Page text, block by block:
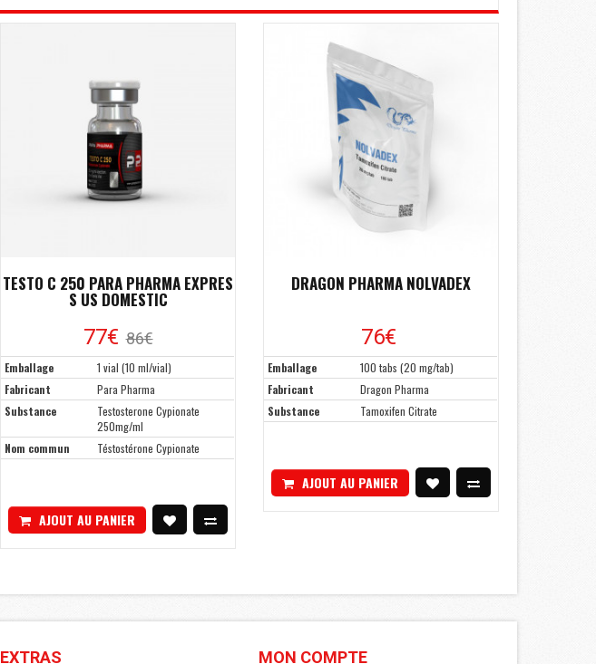
TESTO C 250 PARA PHARMA EXPRES
S US DOMESTIC
77€ 86€
Emballage
1 vial (10 ml/vial)
Fabricant
Para Pharma
Substance
Testosterone Cypionate
250mg/ml
Nom commun
Téstostérone Cypionate
AJOUT AU PANIER
DRAGON PHARMA NOLVADEX
76€
Emballage
100 tabs (20 mg/tab)
Fabricant
Dragon Pharma
Substance
Tamoxifen Citrate
AJOUT AU PANIER
EXTRAS MON COMPTE